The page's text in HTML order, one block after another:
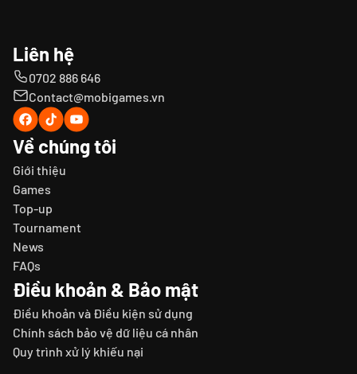
Liên hệ
0702 886 646
Contact@mobigames.vn
Về chúng tôi
Giới thiệu
Games
Top-up
Tournament
News
FAQs
Điều khoản & Bảo mật
Điều khoản và Điều kiện sử dụng
Chính sách bảo vệ dữ liệu cá nhân
Quy trình xử lý khiếu nại